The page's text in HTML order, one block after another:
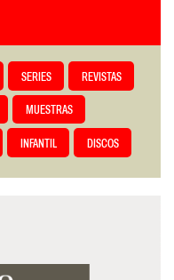
SERIES REVISTAS
MUESTRAS
INFANTIL DISCOS